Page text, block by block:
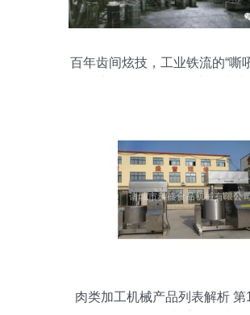
百年齿间炫技，工业铁流的“
肉类加工机械产品列表解析 第